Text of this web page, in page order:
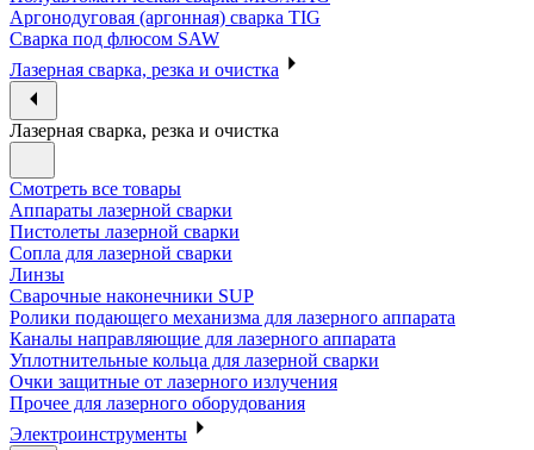
Аргонодуговая (аргонная) сварка TIG
Сварка под флюсом SAW
Лазерная сварка, резка и очистка
Лазерная сварка, резка и очистка
Смотреть все товары
Аппараты лазерной сварки
Пистолеты лазерной сварки
Сопла для лазерной сварки
Линзы
Сварочные наконечники SUP
Ролики подающего механизма для лазерного аппарата
Каналы направляющие для лазерного аппарата
Уплотнительные кольца для лазерной сварки
Очки защитные от лазерного излучения
Прочее для лазерного оборудования
Электроинструменты